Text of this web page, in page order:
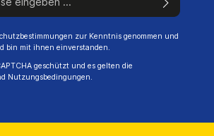
zur Kenntnis genommen und
bin mit ihnen einverstanden.
geschützt und es gelten die
Nutzungsbedingungen